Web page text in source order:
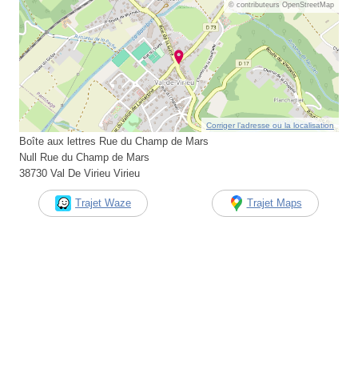
© contributeurs OpenStreetMap
Corriger l’adresse ou la localisation
Boîte aux lettres Rue du Champ de Mars
Null Rue du Champ de Mars
38730 Val De Virieu Virieu
Trajet Waze Trajet Maps